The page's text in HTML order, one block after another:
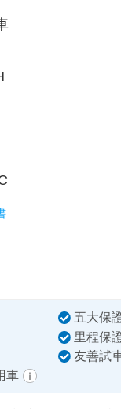
五大保
里程保
友善試
車